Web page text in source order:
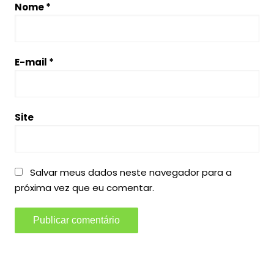
Nome*
E-mail *
Site
Salvar meus dados neste navegador para a
próxima vez que eu comentar.